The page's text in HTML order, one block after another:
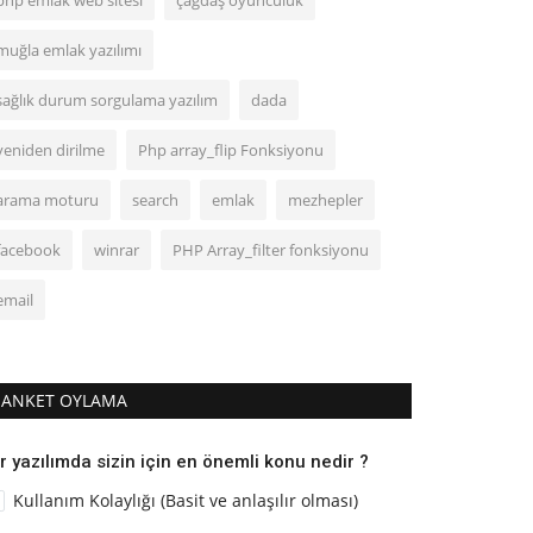
emlak yazılımı
durum sorgulama yazılım dada
dirilme Php array_flip Fonksiyonu
moturu search emlak mezhepler
winrar PHP Array_filter fonksiyonu
ANKET OYLAMA
yazılımda sizin için en önemli konu nedir ?
Kullanım Kolaylığı (Basit ve anlaşılır olması)